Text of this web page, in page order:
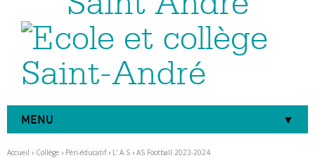
navigation
MENU
Accueil › Collège › Péri-éducatif › L' A.S › AS Football 2023-2024